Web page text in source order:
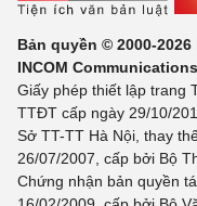
Bản quyền © 2000-
INCOM
Giấy phép thiết lập trang
TTĐT cấp ngày 29/10/
Sở TT-TT Hà Nội, thay
26/07/2007, cấp bởi Bộ
Chứng nhận bản quyền